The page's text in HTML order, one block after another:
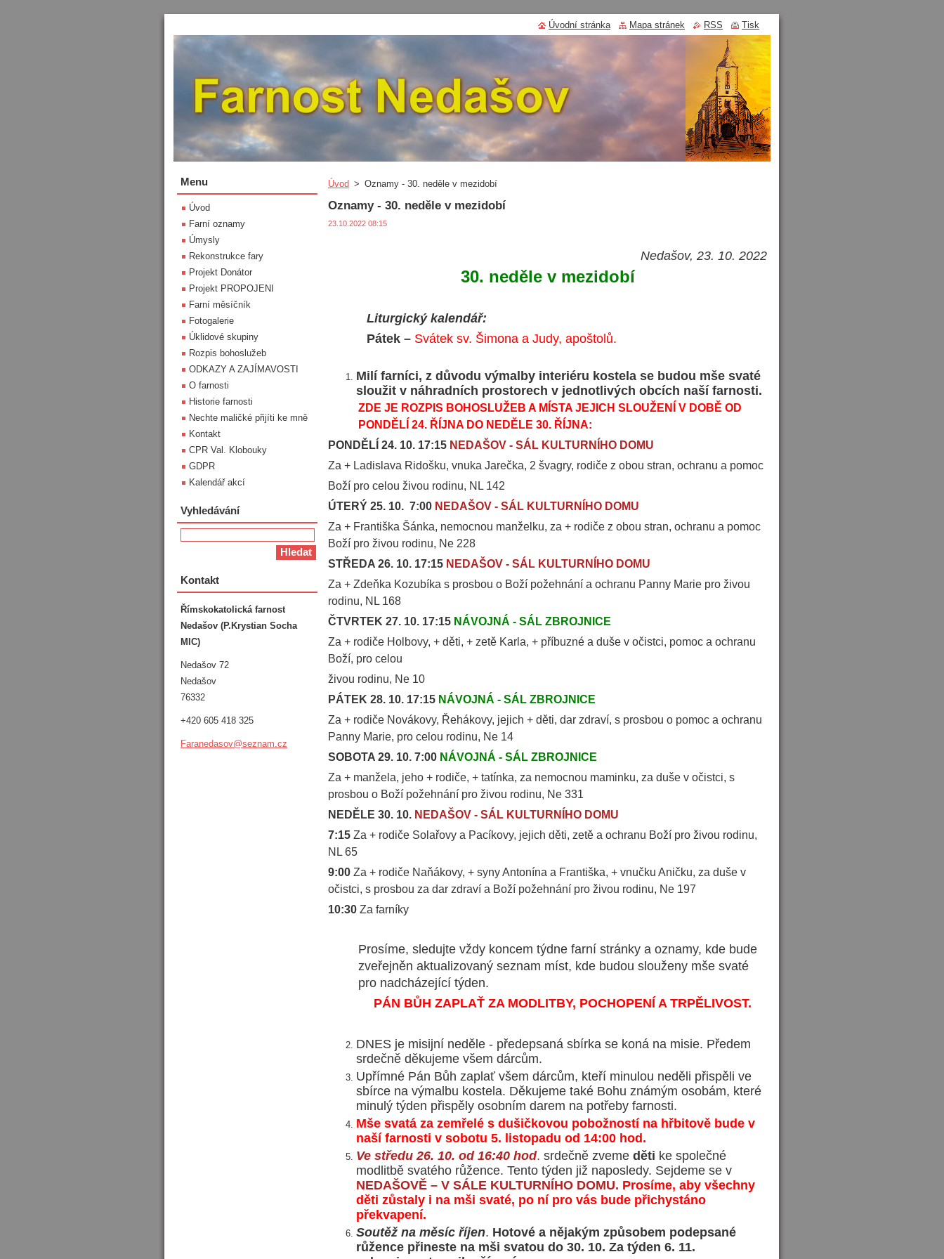
Úvod > Oznamy - 30. neděle v mezidobí
Oznamy - 30. neděle v mezidobí
23.10.2022 08:15
Nedašov, 23. 10. 2022
30. neděle v mezidobí
Liturgický kalendář:
Pátek – Svátek sv. Šimona a Judy, apoštolů.
Milí farníci, z důvodu výmalby interiéru kostela se budou mše svaté
sloužit v náhradních prostorech v jednotlivých obcích naší farnosti.
ZDE JE ROZPIS BOHOSLUŽEB A MÍSTA JEJICH SLOUŽENÍ V DOBĚ OD
PONDĚLÍ 24. ŘÍJNA DO NEDĚLE 30. ŘÍJNA:
PONDĚLÍ 24. 10. 17:15 NEDAŠOV - SÁL KULTURNÍHO DOMU
Za + Ladislava Ridošku, vnuka Jarečka, 2 švagry, rodiče z obou stran, ochranu a pomoc
Boží pro celou živou rodinu, NL 142
ÚTERÝ 25. 10. 7:00 NEDAŠOV - SÁL KULTURNÍHO DOMU
Za + Františka Šánka, nemocnou manželku, za + rodiče z obou stran, ochranu a pomoc
Boží pro živou rodinu, Ne 228
STŘEDA 26. 10. 17:15 NEDAŠOV - SÁL KULTURNÍHO DOMU
Za + Zdeňka Kozubíka s prosbou o Boží požehnání a ochranu Panny Marie pro živou
rodinu, NL 168
ČTVRTEK 27. 10. 17:15 NÁVOJNÁ - SÁL ZBROJNICE
Za + rodiče Holbovy, + děti, + zetě Karla, + příbuzné a duše v očistci, pomoc a ochranu
Boží, pro celou
živou rodinu, Ne 10
PÁTEK 28. 10. 17:15 NÁVOJNÁ - SÁL ZBROJNICE
Za + rodiče Novákovy, Řehákovy, jejich + děti, dar zdraví, s prosbou o pomoc a ochranu
Panny Marie, pro celou rodinu, Ne 14
SOBOTA 29. 10. 7:00 NÁVOJNÁ - SÁL ZBROJNICE
Za + manžela, jeho + rodiče, + tatínka, za nemocnou maminku, za duše v očistci, s
prosbou o Boží požehnání pro živou rodinu, Ne 331
NEDĚLE 30. 10. NEDAŠOV - SÁL KULTURNÍHO DOMU
7:15 Za + rodiče Solařovy a Pacíkovy, jejich děti, zetě a ochranu Boží pro živou rodinu,
NL 65
9:00 Za + rodiče Naňákovy, + syny Antonína a Františka, + vnučku Aničku, za duše v
očistci, s prosbou za dar zdraví a Boží požehnání pro živou rodinu, Ne 197
10:30 Za farníky
Prosíme, sledujte vždy koncem týdne farní stránky a oznamy, kde bude
zveřejněn aktualizovaný seznam míst, kde budou slouženy mše svaté
pro nadcházející týden.
PÁN BŮH ZAPLAŤ ZA MODLITBY, POCHOPENÍ A TRPĚLIVOST.
DNES je misijní neděle - předepsaná sbírka se koná na misie. Předem
srdečně děkujeme všem dárcům.
Upřímné Pán Bůh zaplať všem dárcům, kteří minulou neděli přispěli ve
sbírce na výmalbu kostela. Děkujeme také Bohu známým osobám, které
minulý týden přispěly osobním darem na potřeby farnosti.
Mše svatá za zemřelé s dušičkovou pobožností na hřbitově bude v
naší farnosti v sobotu 5. listopadu od 14:00 hod.
Ve středu 26. 10. od 16:40 hod. srdečně zveme děti ke společné
modlitbě svatého růžence. Tento týden již naposledy. Sejdeme se v
NEDAŠOVĚ – V SÁLE KULTURNÍHO DOMU. Prosíme, aby všechny
děti zůstaly i na mši svaté, po ní pro vás bude přichystáno
překvapení.
Soutěž na měsíc říjen. Hotové a nějakým způsobem podepsané
růžence přineste na mši svatou do 30. 10. Za týden 6. 11.
Menu
Úvod
Farní oznamy
Úmysly
Rekonstrukce fary
Projekt Donátor
Projekt PROPOJENI
Farní měsíčník
Fotogalerie
Úklidové skupiny
Rozpis bohoslužeb
ODKAZY A ZAJÍMAVOSTI
O farnosti
Historie farnosti
Nechte maličké přijíti ke mně
Kontakt
CPR Val. Klobouky
GDPR
Kalendář akcí
Vyhledávání
Kontakt
Římskokatolická farnost
Nedašov (P.Krystian Socha
MIC)
Nedašov 72
Nedašov
76332
+420 605 418 325
Faranedasov@seznam.cz
Úvodní stránka Mapa stránek RSS Tisk